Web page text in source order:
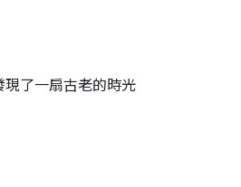
了一扇古老的時光